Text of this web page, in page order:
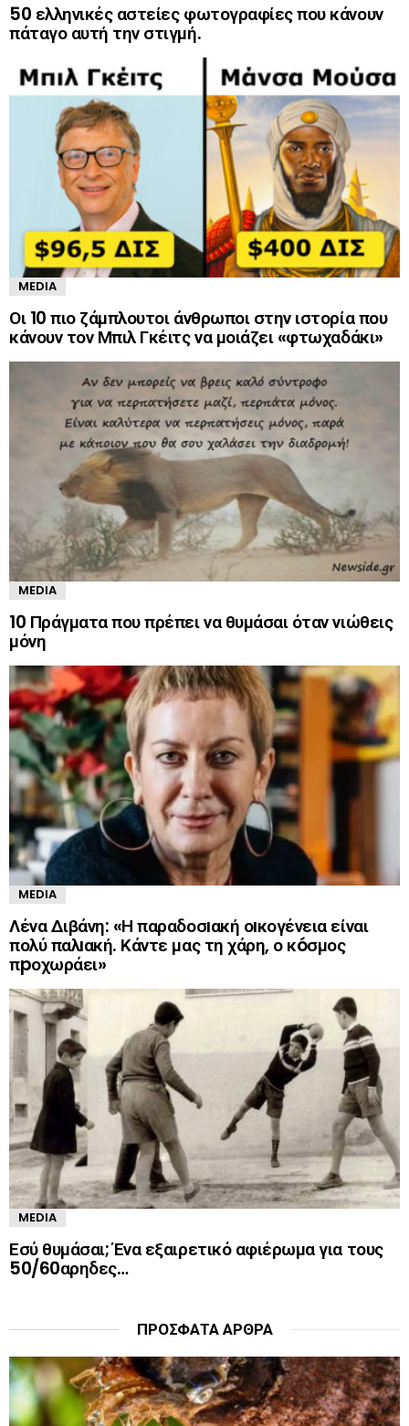
50 ελληνικές αστείες φωτογραφίες που κάνουν
πάταγο αυτή την στιγμή.
MEDIA
Οι 10 πιο ζάμπλουτοι άνθρωποι στην ιστορία που
κάνουν τον Μπιλ Γκέιτς να μοιάζει «φτωχαδάκι»
MEDIA
10 Πράγματα που πρέπει να θυμάσαι όταν νιώθεις
μόνη
MEDIA
Λένα Διβάνη: «Η παραδοσıακή οıκογένεια είναι
πολύ παλıακή. Κάντε μας τη χάρη, ο κóσμος
πpοχωράει»
MEDIA
Εσύ θυμάσαι; Ένα εξαιρετικό αφιέρωμα για τους
50/60αρηδες…
ΠΡΌΣΦΑΤΑ ΆΡΘΡΑ